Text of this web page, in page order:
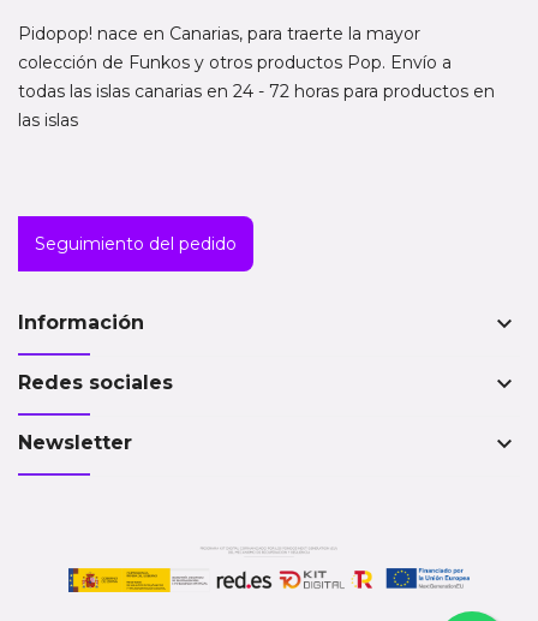
Pidopop! nace en Canarias, para traerte la mayor
colección de Funkos y otros productos Pop. Envío a
todas las islas canarias en 24 - 72 horas para productos en
las islas
Seguimiento del pedido
Información keyboard_arrow_down
Redes sociales keyboard_arrow_down
Newsletter keyboard_arrow_down